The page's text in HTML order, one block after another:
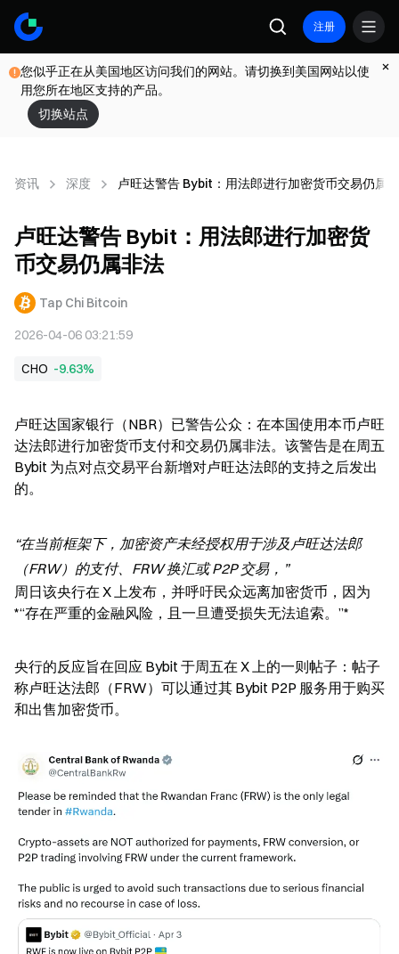
注册
您似乎正在从美国地区访问我们的网站。请切换到美国网站以使
用您所在地区支持的产品。
切换站点
资讯 深度 卢旺达警告 Bybit：用法郎进行加密货币交易仍属
卢旺达警告 Bybit：用法郎进行加密货
币交易仍属非法
Tap Chi Bitcoin
2026-04-06 03:21:59
CHO -9.63%
卢旺达国家银行（NBR）已警告公众：在本国使用本币卢旺
达法郎进行加密货币支付和交易仍属非法。该警告是在周五
Bybit 为点对点交易平台新增对卢旺达法郎的支持之后发出
的。
“在当前框架下，加密资产未经授权用于涉及卢旺达法郎
（FRW）的支付、FRW 换汇或 P2P 交易，”
周日该央行在 X 上发布，并呼吁民众远离加密货币，因为
*“存在严重的金融风险，且一旦遭受损失无法追索。”*
央行的反应旨在回应 Bybit 于周五在 X 上的一则帖子：帖子
称卢旺达法郎（FRW）可以通过其 Bybit P2P 服务用于购买
和出售加密货币。